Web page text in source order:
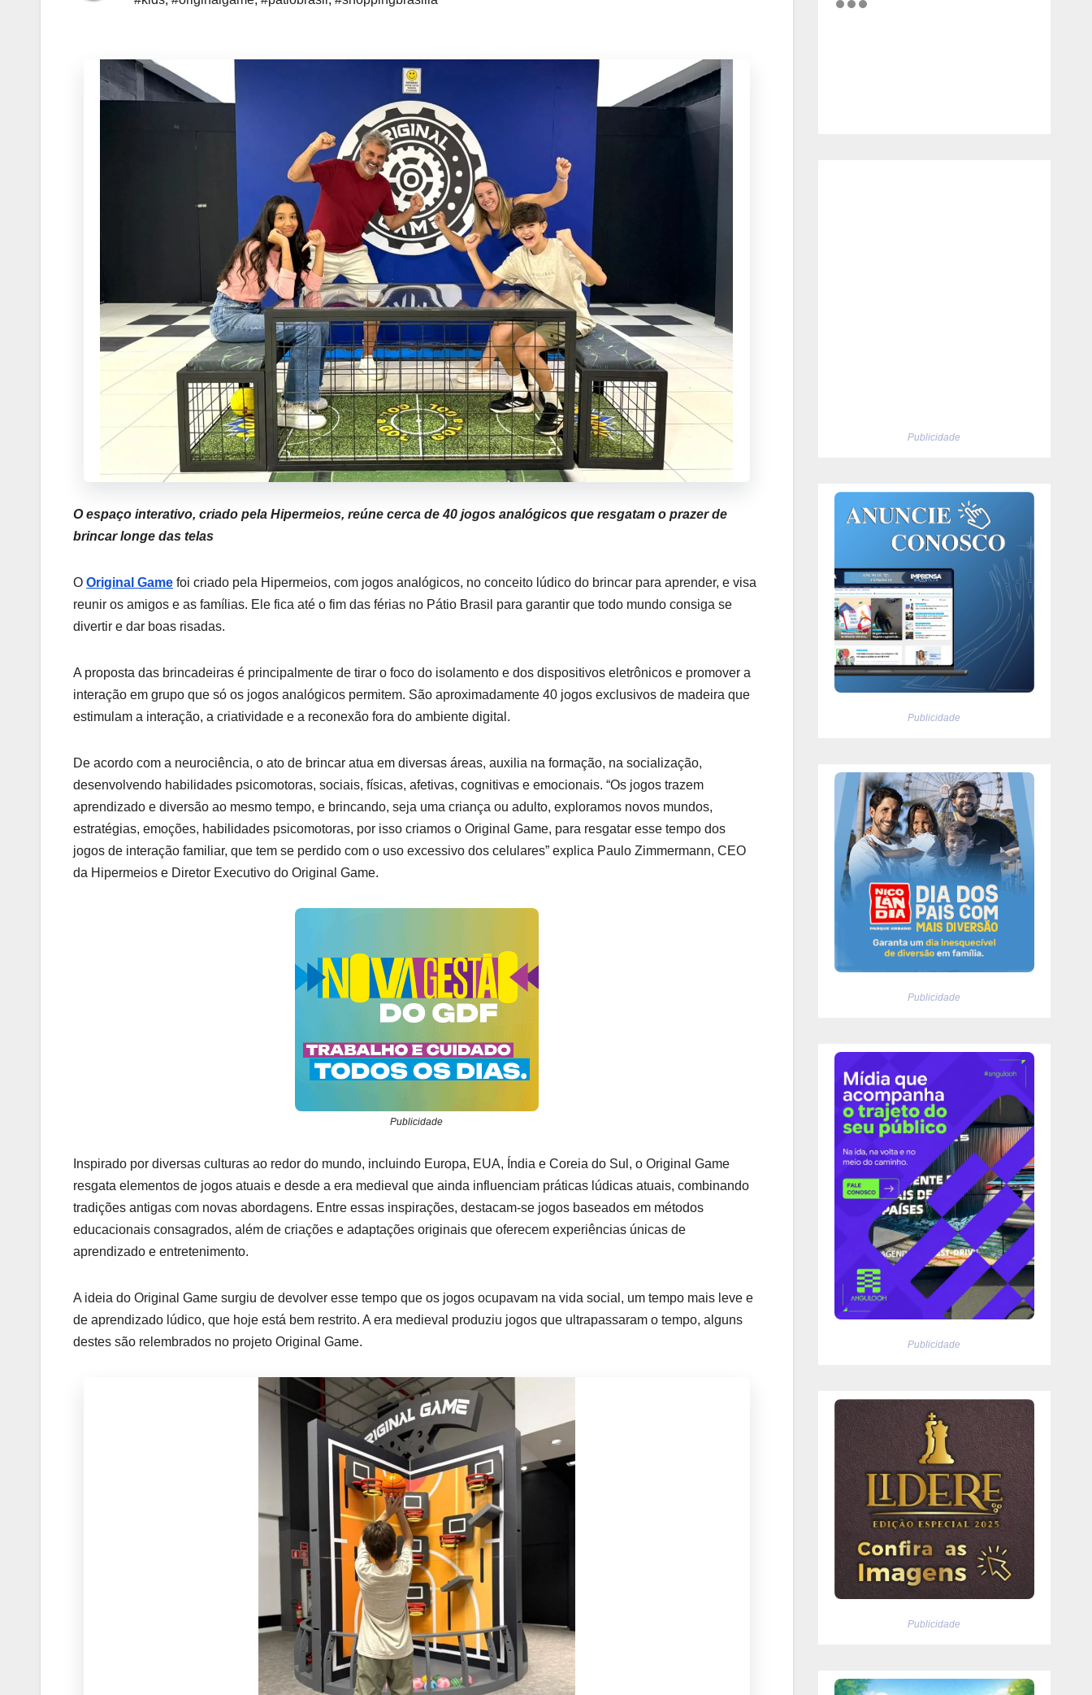
O espaço interativo, criado pela Hipermeios, reúne cerca de 40 jogos analógicos que resgatam o prazer de
brincar longe das telas
O Original Game foi criado pela Hipermeios, com jogos analógicos, no conceito lúdico do brincar para aprender, e visa
reunir os amigos e as famílias. Ele fica até o fim das férias no Pátio Brasil para garantir que todo mundo consiga se
divertir e dar boas risadas.
A proposta das brincadeiras é principalmente de tirar o foco do isolamento e dos dispositivos eletrônicos e promover a
interação em grupo que só os jogos analógicos permitem. São aproximadamente 40 jogos exclusivos de madeira que
estimulam a interação, a criatividade e a reconexão fora do ambiente digital.
De acordo com a neurociência, o ato de brincar atua em diversas áreas, auxilia na formação, na socialização,
desenvolvendo habilidades psicomotoras, sociais, físicas, afetivas, cognitivas e emocionais. “Os jogos trazem
aprendizado e diversão ao mesmo tempo, e brincando, seja uma criança ou adulto, exploramos novos mundos,
estratégias, emoções, habilidades psicomotoras, por isso criamos o Original Game, para resgatar esse tempo dos
jogos de interação familiar, que tem se perdido com o uso excessivo dos celulares” explica Paulo Zimmermann, CEO
da Hipermeios e Diretor Executivo do Original Game.
Publicidade
Inspirado por diversas culturas ao redor do mundo, incluindo Europa, EUA, Índia e Coreia do Sul, o Original Game
resgata elementos de jogos atuais e desde a era medieval que ainda influenciam práticas lúdicas atuais, combinando
tradições antigas com novas abordagens. Entre essas inspirações, destacam-se jogos baseados em métodos
educacionais consagrados, além de criações e adaptações originais que oferecem experiências únicas de
aprendizado e entretenimento.
A ideia do Original Game surgiu de devolver esse tempo que os jogos ocupavam na vida social, um tempo mais leve e
de aprendizado lúdico, que hoje está bem restrito. A era medieval produziu jogos que ultrapassaram o tempo, alguns
destes são relembrados no projeto Original Game.
Publicidade
Publicidade
Publicidade
Publicidade
Publicidade